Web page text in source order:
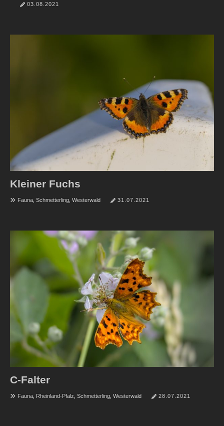
03.08.2021
Kleiner Fuchs
Fauna Schmetterling Westerwald 31.07.2021
C-Falter
Fauna Rheinland-Pfalz Schmetterling Westerwald 28.07.2021